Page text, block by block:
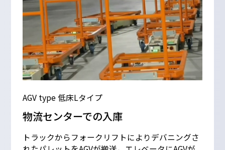
AGV type 低床Lタイプ
物流センターでの入庫
トラックからフォークリフトによりデバニングさ